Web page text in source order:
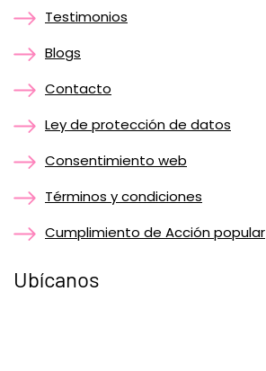
Testimonios
Blogs
Contacto
Ley de protección de datos
Consentimiento web
Términos y condiciones
Cumplimiento de Acción popular
Ubícanos